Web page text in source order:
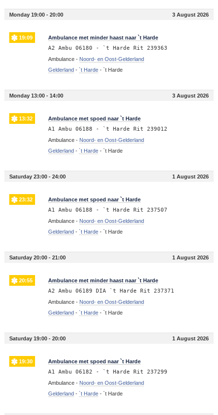
Monday 19:00 - 20:00 3 August 2026
19:09 Ambulance met minder haast naar `t Harde
A2 Ambu 06180 - `t Harde Rit 239363
Ambulance - Noord- en Oost-Gelderland
Gelderland- `t Harde- `t Harde
Monday 13:00 - 14:00 3 August 2026
13:32 Ambulance met spoed naar `t Harde
A1 Ambu 06188 - `t Harde Rit 239012
Ambulance - Noord- en Oost-Gelderland
Gelderland- `t Harde- `t Harde
Saturday 23:00 - 24:00 1 August 2026
23:32 Ambulance met spoed naar `t Harde
A1 Ambu 06188 - `t Harde Rit 237507
Ambulance - Noord- en Oost-Gelderland
Gelderland- `t Harde- `t Harde
Saturday 20:00 - 21:00 1 August 2026
20:55 Ambulance met minder haast naar `t Harde
A2 Ambu 06189 DIA `t Harde Rit 237371
Ambulance - Noord- en Oost-Gelderland
Gelderland- `t Harde- `t Harde
Saturday 19:00 - 20:00 1 August 2026
19:30 Ambulance met spoed naar `t Harde
A1 Ambu 06182 - `t Harde Rit 237299
Ambulance - Noord- en Oost-Gelderland
Gelderland- `t Harde- `t Harde